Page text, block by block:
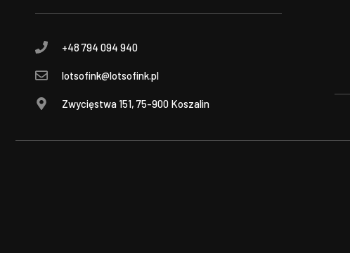
+48 794 094 940
lotsofink@lotsofink.pl
Zwycięstwa 151, 75-900 Koszalin